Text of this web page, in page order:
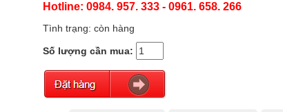
Hotline: 0984. 957. 333 - 0961. 658. 266
Tình trạng: còn hàng
Số lượng cần mua: